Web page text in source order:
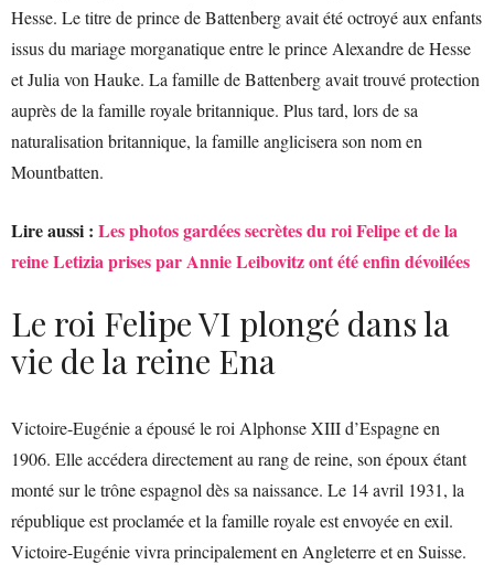
Hesse. Le titre de prince de Battenberg avait été octroyé aux enfants
issus du mariage morganatique entre le prince Alexandre de Hesse
et Julia von Hauke. La famille de Battenberg avait trouvé protection
auprès de la famille royale britannique. Plus tard, lors de sa
naturalisation britannique, la famille anglicisera son nom en
Mountbatten.
Lire aussi : Les photos gardées secrètes du roi Felipe et de la
reine Letizia prises par Annie Leibovitz ont été enfin dévoilées
Le roi Felipe VI plongé dans la
vie de la reine Ena
Victoire-Eugénie a épousé le roi Alphonse XIII d’Espagne en
1906. Elle accédera directement au rang de reine, son époux étant
monté sur le trône espagnol dès sa naissance. Le 14 avril 1931, la
république est proclamée et la famille royale est envoyée en exil.
Victoire-Eugénie vivra principalement en Angleterre et en Suisse.